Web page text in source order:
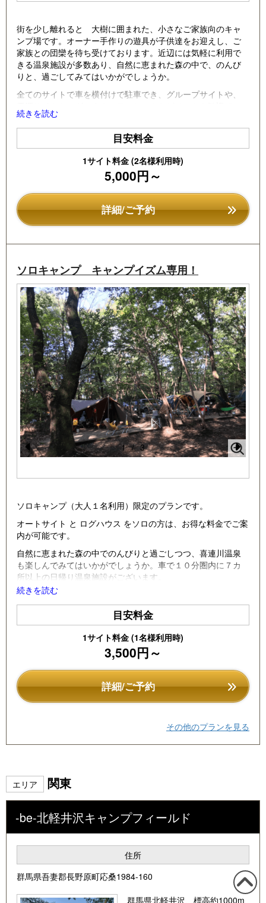
o
u
s
街を少し離れると 大樹に囲まれた、小さなご家族向のキャ
ンプ場です。オーナー手作りの遊具が子供達をお迎えし、ご
家族との団欒を待ち受けております。近辺には気軽に利用で
きる温泉施設が多数あり、自然に恵まれた森の中で、のんび
りと、過ごしてみてはいかがでしょうか。
全てのサイトで車を横付けで駐車でき、グループサイトや、
す！バイクの方もぜひ！
続きを読む
目安料金
1サイト料金 (2名様利用時)
5,000円～
詳細/ご予約
Pr
e
u
s
N
e
1 / 3
ソロキャンプ キャンプイズム専用！
ソロキャンプ（大人１名利用）限定のプランです。
オートサイト と ログハウス をソロの方は、お得な料金でご案
内が可能です。
自然に恵まれた森の中でのんびりと過ごしつつ、喜連川温泉
も楽しんでみてはいかがでしょうか。車で１０分圏内に７カ
所以上の日帰り温泉施設がございます。
ログハウスの、ソロ料金は、「ソロキャンプデビューしたい
けどテントは不安...」「大人１名でペットを連れて旅行に行き
たいけど、ニーズに合った施設がない...」という声にお応えし
に対応できるか試験導入中です。特定日のみご予約可能で
す。カレンダーをご確認ください。
続きを読む
目安料金
1サイト料金 (1名様利用時)
3,500円～
詳細/ご予約
その他のプランを見る
エリア
関東
-be-北軽井沢キャンプフィールド
住所
群馬県吾妻郡長野原町応桑1984-160
群馬県北軽井沢、標高約1000m
この